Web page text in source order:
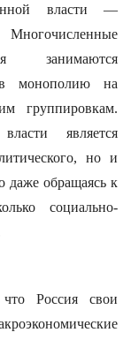
власти —
Многочисленные
занимаются
монополию на
группировкам.
является
но и
даже обращаясь к
социально-
Россия свои